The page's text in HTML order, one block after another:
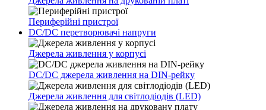
Периферійні пристрої
DC/DC перетворювачі напруги
Джерела живлення у корпусі
DC/DC джерела живлення на DIN-рейку
Джерела живлення для світлодіодів (LED)